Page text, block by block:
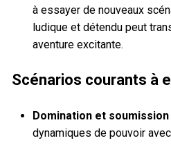
à essayer de nouveaux
ludique et détendu peut
aventure excitante.
Scénarios courants à
Domination et soumission
dynamiques de pouvoir